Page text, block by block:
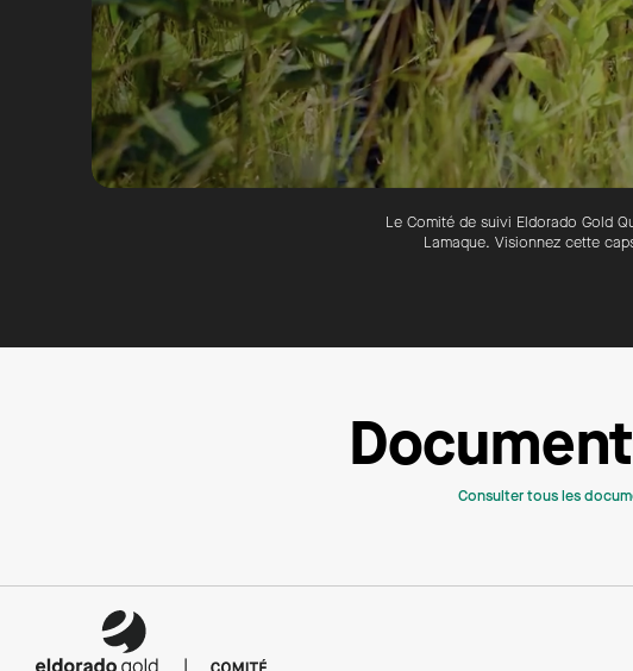
Le Comité de suivi Eldorado Gold
Lamaque. Visionnez cette
Consulter tous les